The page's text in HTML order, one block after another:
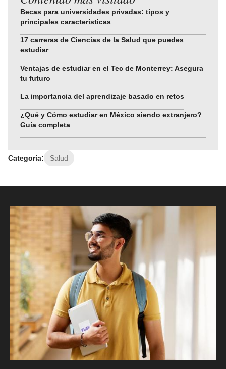
Becas para universidades privadas: tipos y
principales características
17 carreras de Ciencias de la Salud que puedes
estudiar
Ventajas de estudiar en el Tec de Monterrey: Asegura
tu futuro
La importancia del aprendizaje basado en retos
¿Qué y Cómo estudiar en México siendo extranjero?
Guía completa
Categoría: Salud